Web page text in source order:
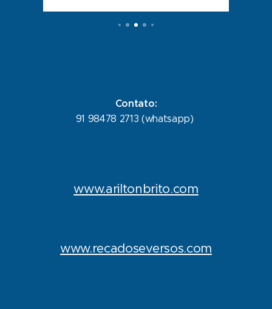
Contato:
91 98478 2713 (whatsapp)
www.ariltonbrito.com
www.recadoseversos.com